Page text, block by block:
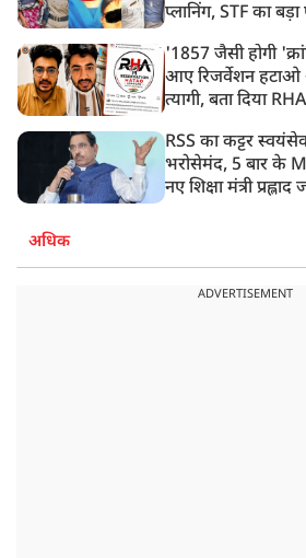
प्लानिंग, STF का
'1857 जैसी होगी
आए रिजर्वेशन हटाओ
त्यागी, बता दिया
RSS का कट्टर
भरोसेमंद, 5 बार के
नए शिक्षा मंत्री प्रह्लाद
अधिक
ADVERTISEMENT